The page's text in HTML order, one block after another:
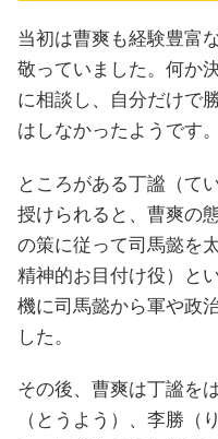
当初は曹爽も経験豊富
敬っていました。何か
に相談し、自分だけで
はしなかったようです。
ところがある丁謐（て
授けられると、曹爽の
の策に従って司馬懿を
精神的お目付け役）と
機に司馬懿から軍や政
した。
その後、曹爽は丁謐を
（とうよう）、李勝（